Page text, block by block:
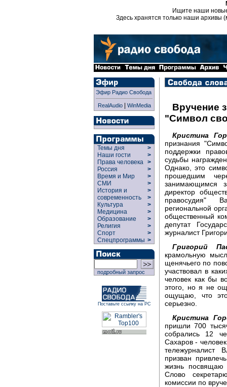
Ищите наши
Здесь хранятся только наши архивы
Эфир Радио Свобода
RealAudio| WinMedia
Темы дня
>
Наши гости
>
Права человека >
Россия
>
Время и Мир
>
СМИ
>
История и
современность
>
>
Культура
>
Медицина
>
Образование
>
Религия
>
Спорт
>
Спецпрограммы >
подробный запрос
Поставьте ссылку на РС
Вручение
"Символ
Кристина
признания
поддержки
судьбы
Однако, это
прошедшим
занимающимся
директор
правосудия"
региональной
общественный
депутат
журналист
Григорий
крамольную
щенячьего по
участвовал в
человек как бы
этого, но я не
ощущаю, что
серьезно.
Кристина
пришли 700
собрались 12
Сахаров -
тележурналист
призван
жизнь посвящаю
Слово
комиссии по